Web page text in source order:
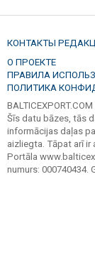
КОНТАКТЫ
О ПРОЕКТЕ
ПРАВИЛА
ПОЛИТИКА
Šīs datu bāzes, tās
informācijas daļas
aizliegta. Tāpat arī ir
Portāla
numurs: 000740434.